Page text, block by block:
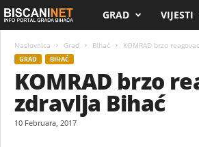
i
s
c
GRAD VIJESTI
Naslovnica Grad Bihać KOMRAD brzo
GRAD BIHAĆ
KOMRAD brzo
zdravlja Bihać
10 Februara, 2017